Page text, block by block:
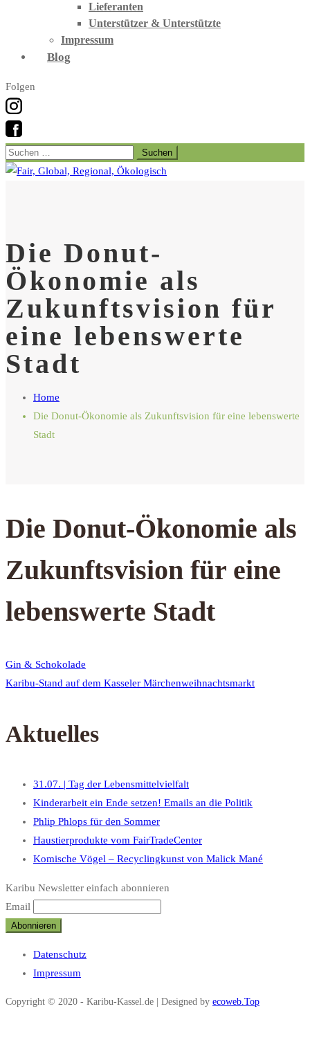
Lieferanten
Unterstützer & Unterstützte
Impressum
Blog
Folgen
Suchen
nach:
Die Donut-
Ökonomie als
Zukunftsvision für
eine lebenswerte
Stadt
Home
Die Donut-Ökonomie als Zukunftsvision für eine lebenswerte
Stadt
Die Donut-Ökonomie als
Zukunftsvision für eine
lebenswerte Stadt
Gin & Schokolade
Karibu-Stand auf dem Kasseler Märchenweihnachtsmarkt
Aktuelles
31.07. | Tag der Lebensmittelvielfalt
Kinderarbeit ein Ende setzen! Emails an die Politik
Phlip Phlops für den Sommer
Haustierprodukte vom FairTradeCenter
Komische Vögel – Recyclingkunst von Malick Mané
Karibu Newsletter einfach abonnieren
Email
Datenschutz
Impressum
Copyright © 2020 - Karibu-Kassel.de | Designed by ecoweb.Top